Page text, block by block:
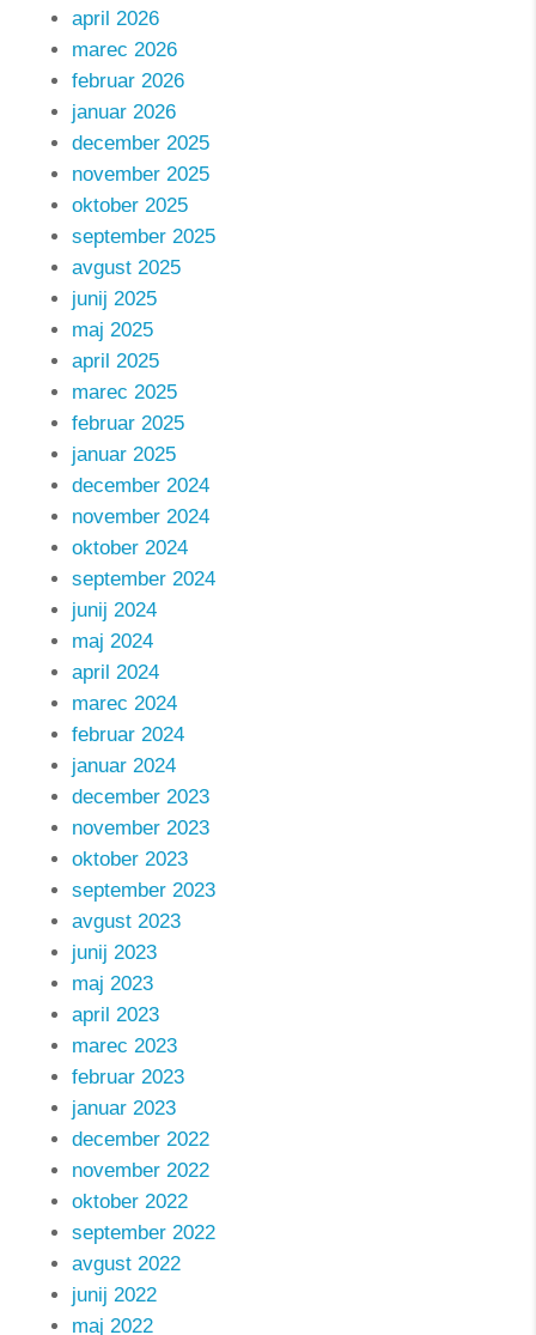
april 2026
marec 2026
februar 2026
januar 2026
december 2025
november 2025
oktober 2025
september 2025
avgust 2025
junij 2025
maj 2025
april 2025
marec 2025
februar 2025
januar 2025
december 2024
november 2024
oktober 2024
september 2024
junij 2024
maj 2024
april 2024
marec 2024
februar 2024
januar 2024
december 2023
november 2023
oktober 2023
september 2023
avgust 2023
junij 2023
maj 2023
april 2023
marec 2023
februar 2023
januar 2023
december 2022
november 2022
oktober 2022
september 2022
avgust 2022
junij 2022
maj 2022